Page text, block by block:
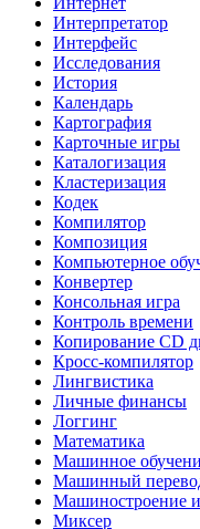
Интерпретатор
Интерфейс
Исследования
История
Календарь
Картография
Карточные игры
Каталогизация
Кластеризация
Кодек
Компилятор
Композиция
Компьютерное
Конвертер
Консольная игра
Контроль времени
Копирование CD
Кросс-компилятор
Лингвистика
Личные финансы
Логгинг
Математика
Машинное
Машинный
Машиностроение и
Миксер